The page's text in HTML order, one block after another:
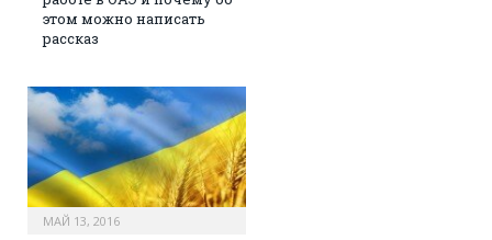
этом можно написать
рассказ
МАЙ 13, 2016